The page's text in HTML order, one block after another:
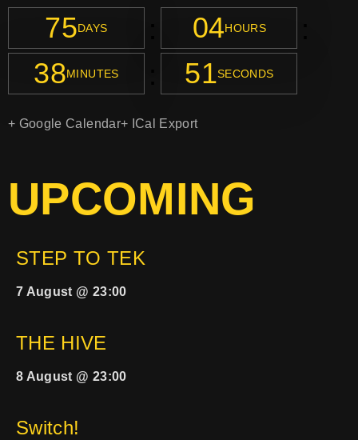
75DAYS 04HOURS
38MINUTES 51SECONDS
+ Google Calendar+ ICal Export
UPCOMING
STEP TO TEK
7 August @ 23:00
THE HIVE
8 August @ 23:00
Switch!